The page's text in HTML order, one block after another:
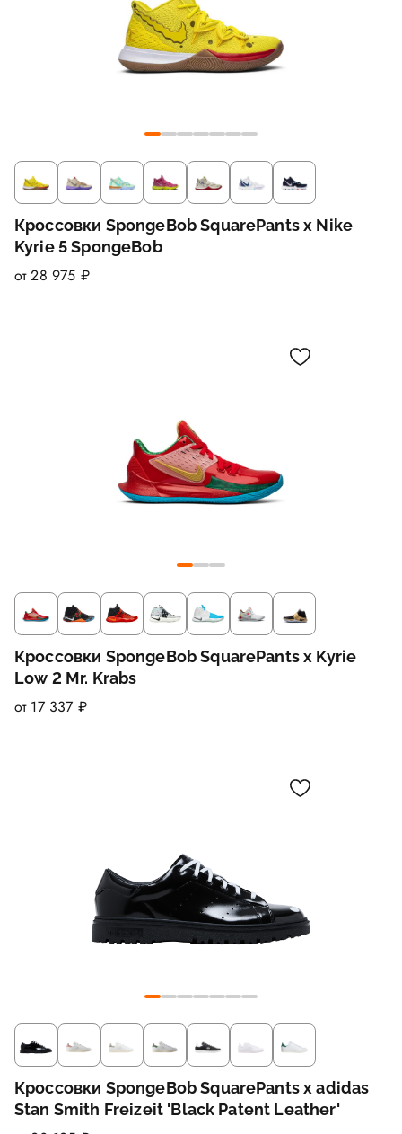
Кроссовки SpongeBob SquarePants x Nike
Kyrie 5 SpongeBob
от 28 975 ₽
Кроссовки SpongeBob SquarePants x Kyrie
Low 2 Mr. Krabs
от 17 337 ₽
Кроссовки SpongeBob SquarePants x adidas
Stan Smith Freizeit 'Black Patent Leather'